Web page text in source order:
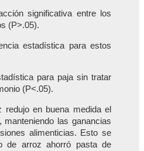
significativa entre los
(P>.05).
estadística para estos
para paja sin tratar
(P<.05).
redujo en buena medida el
las ganancias
alimenticias. Esto se
de arroz ahorró pasta de